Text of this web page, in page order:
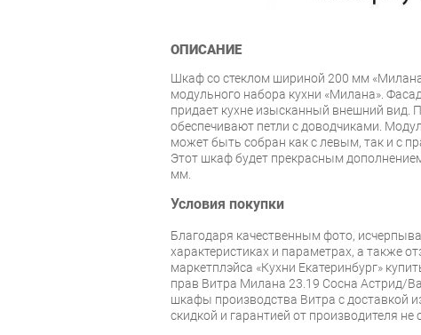
ОПИСАНИЕ
Шкаф со стеклом шириной 200 мм
модульного набора кухни «Милана».
придает кухне изысканный внешний вид.
обеспечивают петли с доводчиками.
может быть собран как с левым, так и с
Этот шкаф будет прекрасным
мм.
Условия покупки
Благодаря качественным фото,
характеристиках и параметрах, а также
маркетплэйса «Кухни Екатеринбург»
прав Витра Милана 23.19 Сосна Астрид/
шкафы производства Витра с доставкой
скидкой и гарантией от производителя не